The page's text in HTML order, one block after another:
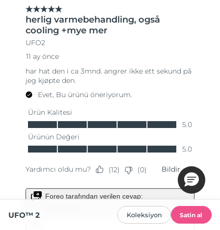
UFO™ 2 Koleksiyon Satin al